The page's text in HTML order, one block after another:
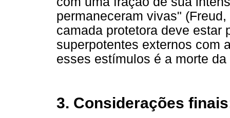
permaneceram vivas"
camada protetora deve estar
superpotentes externos com
esses estímulos é a morte
3. Considerações